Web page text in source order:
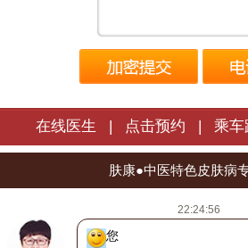
在线医生 | 点击预约 | 乘车
长春肤康皮肤病医院 |
热线电话：0431-
肤康●中医特色皮肤病
22:24:56
您好！我